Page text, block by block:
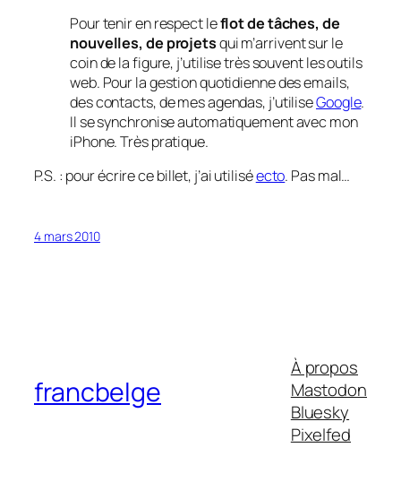
Pour tenir en respect leflot de tâches, de
nouvelles, de projetsqui m’arrivent sur le
coin de la figure, j’utilise très souvent les outils
web. Pour la gestion quotidienne des emails,
des contacts, de mes agendas, j’utiliseGoogle.
Il se synchronise automatiquement avec mon
iPhone. Très pratique.
P.S. : pour écrire ce billet, j’ai utiliséecto. Pas mal…
4 mars 2010
francbelge
À propos
Mastodon
Bluesky
Pixelfed